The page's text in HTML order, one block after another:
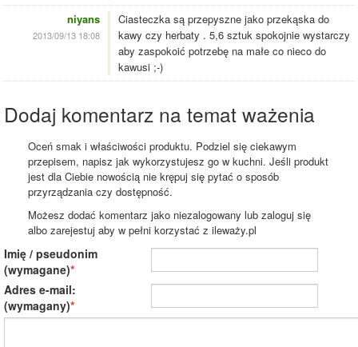
niyans
2013/09/13 18:08
Ciasteczka są przepyszne jako przekąska do
kawy czy herbaty . 5,6 sztuk spokojnie wystarczy
aby zaspokoić potrzebę na małe co nieco do
kawusi ;-)
Dodaj komentarz na temat ważenia
Oceń smak i właściwości produktu. Podziel się ciekawym
przepisem, napisz jak wykorzystujesz go w kuchni. Jeśli produkt
jest dla Ciebie nowością nie krępuj się pytać o sposób
przyrządzania czy dostępność.
Możesz dodać komentarz jako niezalogowany lub zaloguj się
albo zarejestuj aby w pełni korzystać z ileważy.pl
Imię / pseudonim
(wymagane)
Adres e-mail:
(wymagany)